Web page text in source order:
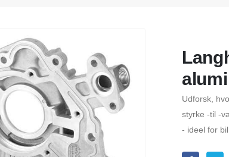
Udforsk,
styrke -til -
- ideel for